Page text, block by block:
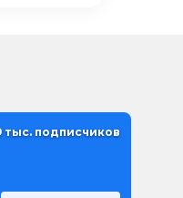
тыс. подписчиков